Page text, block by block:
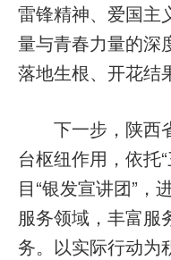
雷锋精神、爱国主
量与青春力量的深
落地生根、开花结
下一步，陕西
台枢纽作用，依托
目“银发宣讲团”，
服务领域，丰富服
务。以实际行动为